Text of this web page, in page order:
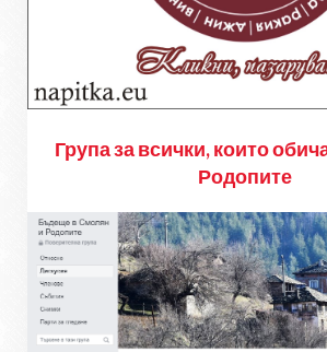
Група за всички, които
Родопите